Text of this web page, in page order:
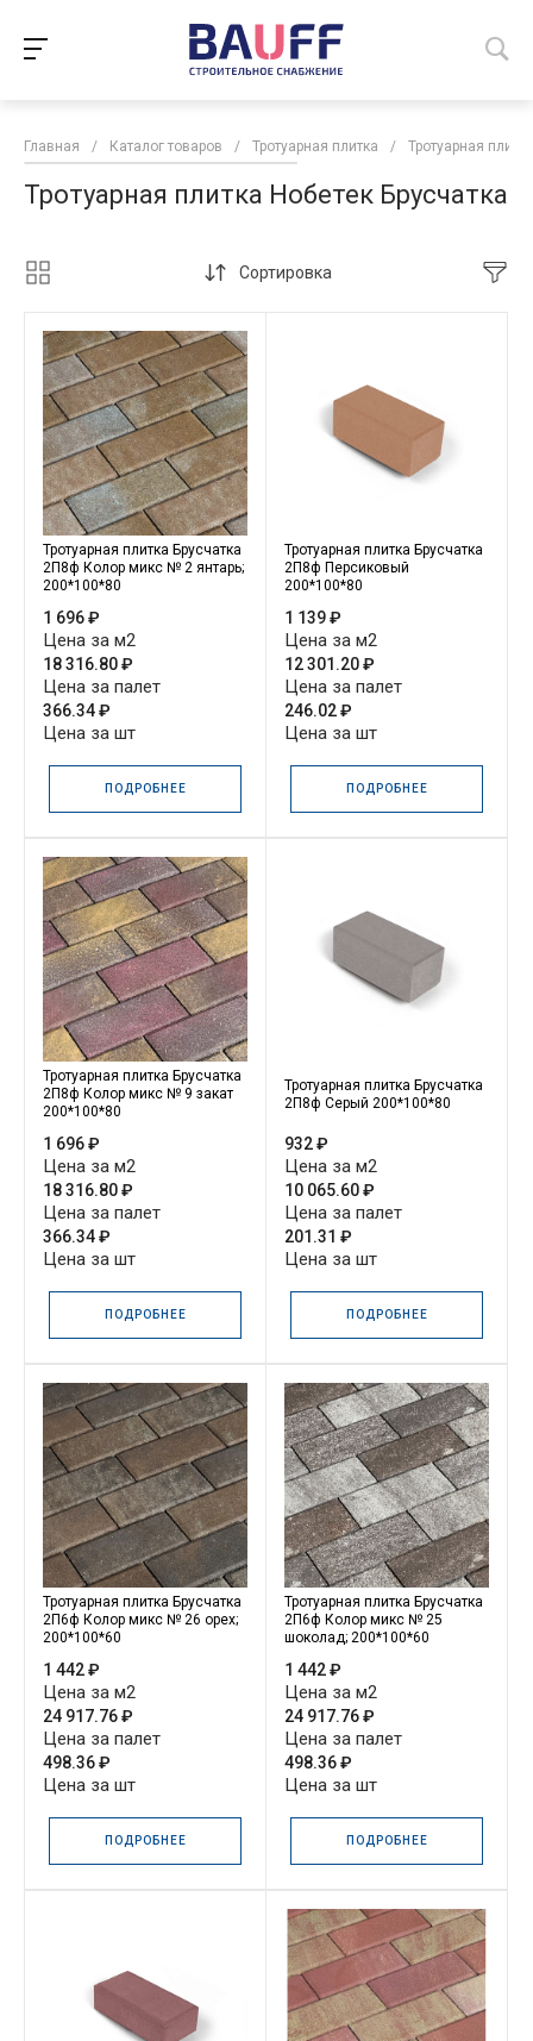
Главная / Каталог товаров / Тротуарная плитка / Тротуарная
Тротуарная плитка Нобетек Брусчатка
Сортировка
Тротуарная плитка Брусчатка
2П8ф Колор микс № 2 янтарь;
200*100*80
1 696 ₽
Цена за м2
18 316.80 ₽
Цена за палет
366.34 ₽
Цена за шт
ПОДРОБНЕЕ
Тротуарная плитка Брусчатка
2П8ф Персиковый
200*100*80
1 139 ₽
Цена за м2
12 301.20 ₽
Цена за палет
246.02 ₽
Цена за шт
ПОДРОБНЕЕ
Тротуарная плитка Брусчатка
2П8ф Колор микс № 9 закат
200*100*80
1 696 ₽
Цена за м2
18 316.80 ₽
Цена за палет
366.34 ₽
Цена за шт
ПОДРОБНЕЕ
Тротуарная плитка Брусчатка
2П8ф Серый 200*100*80
932 ₽
Цена за м2
10 065.60 ₽
Цена за палет
201.31 ₽
Цена за шт
ПОДРОБНЕЕ
Тротуарная плитка Брусчатка
2П6ф Колор микс № 26 орех;
200*100*60
1 442 ₽
Цена за м2
24 917.76 ₽
Цена за палет
498.36 ₽
Цена за шт
ПОДРОБНЕЕ
Тротуарная плитка Брусчатка
2П6ф Колор микс № 25
шоколад; 200*100*60
1 442 ₽
Цена за м2
24 917.76 ₽
Цена за палет
498.36 ₽
Цена за шт
ПОДРОБНЕЕ